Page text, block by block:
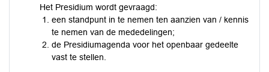
Het Presidium wordt gevraagd:
een standpunt in te nemen ten aanzien van / kennis
te nemen van de mededelingen;
de Presidiumagenda voor het openbaar gedeelte
vast te stellen.